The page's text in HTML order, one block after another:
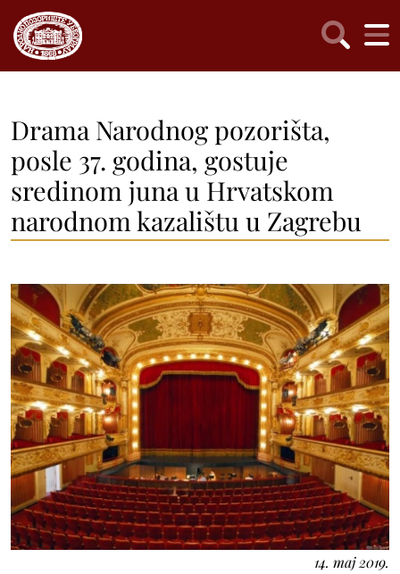
Drama Narodnog pozorišta,
posle 37. godina, gostuje
sredinom juna u Hrvatskom
narodnom kazalištu u Zagrebu
14. maj 2019.